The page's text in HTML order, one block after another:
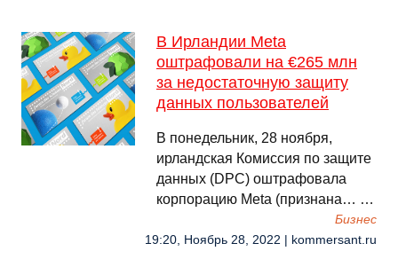
В Ирландии Meta
оштрафовали на €265 млн
за недостаточную защиту
данных пользователей
В понедельник, 28 ноября,
ирландская Комиссия по защите
данных (DPC) оштрафовала
корпорацию Meta (признана… …
Бизнес
19:20, Ноябрь 28, 2022 | kommersant.ru